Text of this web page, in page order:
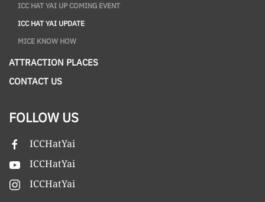
ICC HAT YAI UP COMING EVENT
ICC HAT YAI UPDATE
MICE KNOW HOW
ATTRACTION PLACES
CONTACT US
FOLLOW US
ICCHatYai
ICCHatYai
ICCHatYai